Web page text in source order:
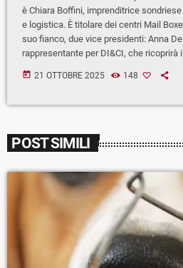
è Chiara Boffini, imprenditrice
e logistica. È titolare dei centri Mail
suo fianco, due vice presidenti: Anna
rappresentante per DI&CI, che ricoprirà
today 21 OTTOBRE 2025 148
POST SIMILI